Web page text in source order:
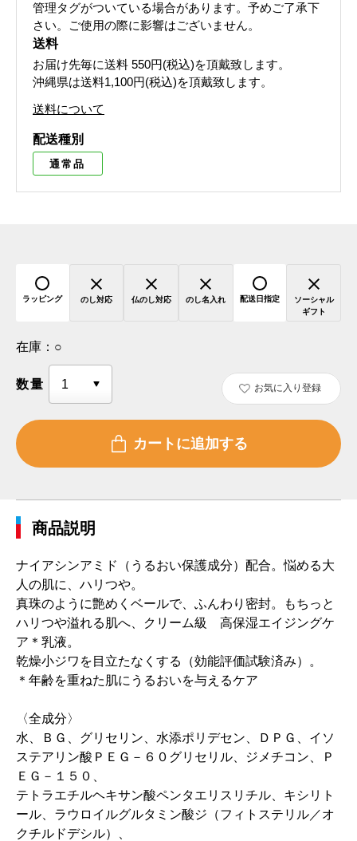
管理タグがついている場合があります。予めご了承下
さい。ご使用の際に影響はございません。
送料
お届け先毎に送料 550円(税込)を頂戴致します。
沖縄県は送料1,100円(税込)を頂戴致します。
送料について
配送種別
通常品
ラッピング のし対応 仏のし対応 のし名入れ 配送日指定
ソーシャル
ギフト
在庫： ○
数量 お気に入り登録
商品説明
ナイアシンアミド（うるおい保護成分）配合。悩める大
人の肌に、ハリつや。
真珠のように艶めくベールで、ふんわり密封。もちっと
ハリつや溢れる肌へ、クリーム級 高保湿エイジングケ
ア＊乳液。
乾燥小ジワを目立たなくする（効能評価試験済み）。
＊年齢を重ねた肌にうるおいを与えるケア
〈全成分〉
水、ＢＧ、グリセリン、水添ポリデセン、ＤＰＧ、イソ
ステアリン酸ＰＥＧ－６０グリセリル、ジメチコン、Ｐ
ＥＧ－１５０、
テトラエチルヘキサン酸ペンタエリスリチル、キシリト
ール、ラウロイルグルタミン酸ジ（フィトステリル／オ
クチルドデシル）、